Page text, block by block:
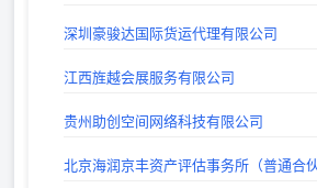
出站时间：
出站时间：
深圳豪骏达国际货运代理有限公司
江西旌越会展服务有限公司
贵州助创空间网络科技有限公司
北京海润京丰资产评估事务所（普通合伙